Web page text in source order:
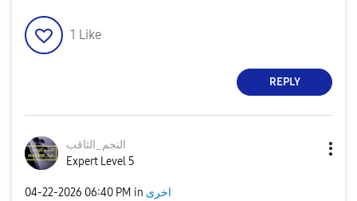
1 Like
REPLY
النجم_الثاقب
Expert Level 5
‎04-22-2026 06:40 PM in اخرى